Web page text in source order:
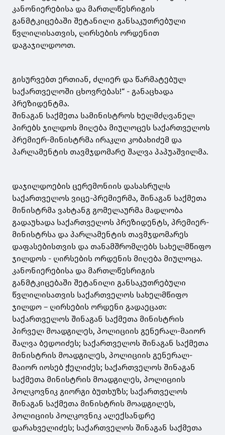
კანონიერებისა და მართლწესრიგის
განმტკიცებაში შეტანილი განსაკუთრებული
წვლილისათვის, ღირსების ორდენით
დაგაჯილდოოთ.
გისურვებთ ერთიან, ძლიერ და წარმატებულ
საქართველოში ცხოვრებას!“ - განაცხადა
პრეზიდენტმა.
შინაგან საქმეთა სამინისტროს ხელმძღვანელ
პირებს ჯილდოს მიღება მიულოცეს საქართველოს
პრემიერ-მინისტრმა ირაკლი კობახიძემ და
პარლამენტის თავმჯდომარე შალვა პაპუაშვილმა.
დაჯილდოების ცერემონიის დასასრულს
საქართველოს ვიცე-პრემიერმა, შინაგან საქმეთა
მინისტრმა ვახტანგ გომელაურმა მადლობა
გადაუხადა საქართველოს პრეზიდენტს, პრემიერ-
მინისტრსა და პარლამენტის თავმჯდომარეს
დაფასებისთვის და თანამშრომლებს სახელმწიფო
ჯილდოს - ღირსების ორდენის მიღება მიულოცა.
კანონიერებისა და მართლწესრიგის
განმტკიცებაში შეტანილი განსაკუთრებული
წვლილისათვის საქართველოს სახელმწიფო
ჯილდო – ღირსების ორდენი გადაეცათ:
საქართველოს შინაგან საქმეთა მინისტრის
პირველ მოადგილეს, პოლიციის გენერალ-მაიორ
შალვა ბედოიძეს; საქართველოს შინაგან საქმეთა
მინისტრის მოადგილეს, პოლიციის გენერალ-
მაიორ იოსებ ჭელიძეს; საქართველოს შინაგან
საქმეთა მინისტრის მოადგილეს, პოლიციის
პოლკოვნიკ გიორგი ბუთხუზს; საქართველოს
შინაგან საქმეთა მინისტრის მოადგილეს,
პოლიციის პოლკოვნიკ ალექსანდრე
დარახველიძეს; საქართველოს შინაგან საქმეთა